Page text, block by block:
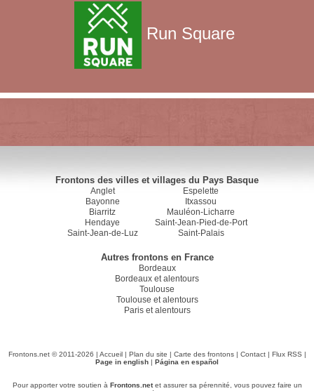
Run Square
Frontons des villes et villages du Pays Basque
Anglet
Bayonne
Biarritz
Hendaye
Saint-Jean-de-Luz
Espelette
Itxassou
Mauléon-Licharre
Saint-Jean-Pied-de-Port
Saint-Palais
Autres frontons en France
Bordeaux
Bordeaux et alentours
Toulouse
Toulouse et alentours
Paris et alentours
Frontons.net © 2011-2026 | Accueil| Plan du site | Carte des frontons| Contact| Flux RSS |
Page in english | Página en español
Pour apporter votre soutien à Frontons.netet assurer sa pérennité, vous pouvez faire un